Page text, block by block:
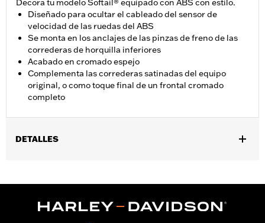
Decora tu modelo Softail® equipado con ABS con estilo.
Diseñado para ocultar el cableado del sensor de
velocidad de las ruedas del ABS
Se monta en los anclajes de las pinzas de freno de las
correderas de horquilla inferiores
Acabado en cromado espejo
Complementa las correderas satinadas del equipo
original, o como toque final de un frontal cromado
completo
DETALLES
Se vende por unidades:Cada una